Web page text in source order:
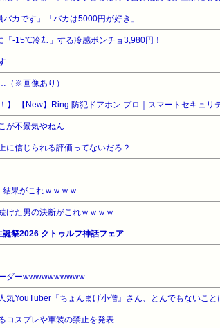
カです」「バカは5000円が好き」
「-15℃冷却」する冷感ポンチョ3,980円！
（※画像あり）
が不景気やねん
に信じられる評価ってないだろ？
果がこれｗｗｗｗ
けた男の決断がこれｗｗｗｗ
誕祭2026 クトゥルフ神話フェア
ダーwwwwwwwwww
コスプレや軍装の禁止を発表